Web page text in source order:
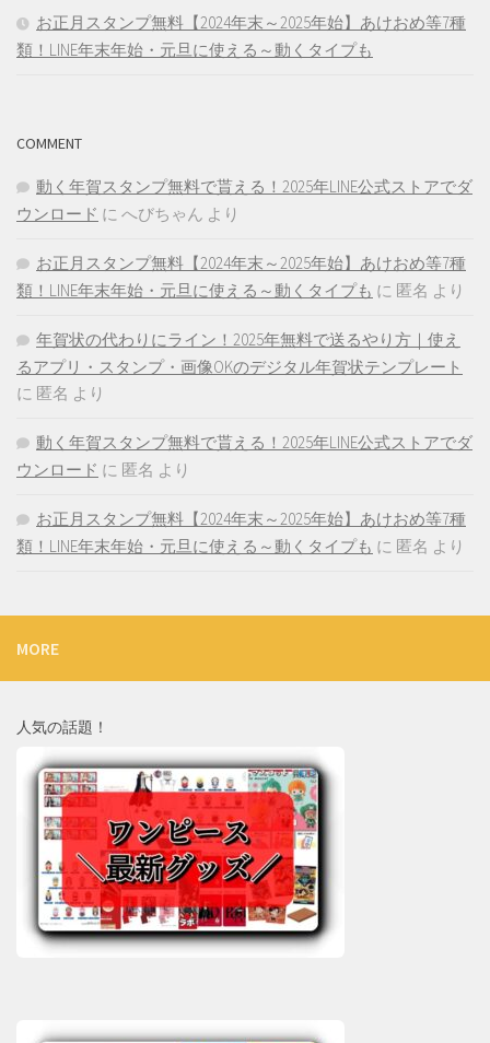
お正月スタンプ無料【2024年末～2025年始】あけおめ等7種
類！LINE年末年始・元旦に使える～動くタイプも
COMMENT
動く年賀スタンプ無料で貰える！2025年LINE公式ストアでダ
ウンロード に へびちゃん より
お正月スタンプ無料【2024年末～2025年始】あけおめ等7種
類！LINE年末年始・元旦に使える～動くタイプも に 匿名 より
年賀状の代わりにライン！2025年無料で送るやり方｜使え
るアプリ・スタンプ・画像OKのデジタル年賀状テンプレート
に 匿名 より
動く年賀スタンプ無料で貰える！2025年LINE公式ストアでダ
ウンロード に 匿名 より
お正月スタンプ無料【2024年末～2025年始】あけおめ等7種
類！LINE年末年始・元旦に使える～動くタイプも に 匿名 より
MORE
人気の話題！